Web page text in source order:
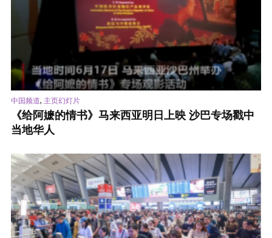
中国频道, 主页幻灯片
《给阿嬷的情书》马来西亚明日上映 沙巴专场戳中
当地华人